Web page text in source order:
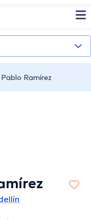
Ramírez